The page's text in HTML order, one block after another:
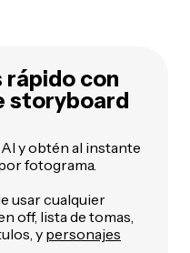
rápido con
storyboard
y obtén al instante
fotograma.
usar cualquier
off, lista de tomas,
y personajes